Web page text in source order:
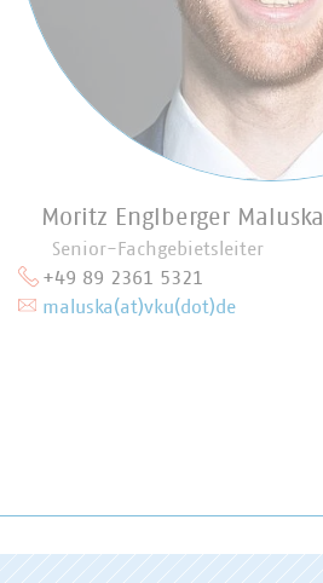
Moritz Englberger Maluska
Senior-Fachgebietsleiter
+49 89 2361 5321
maluska(at)vku(dot)de